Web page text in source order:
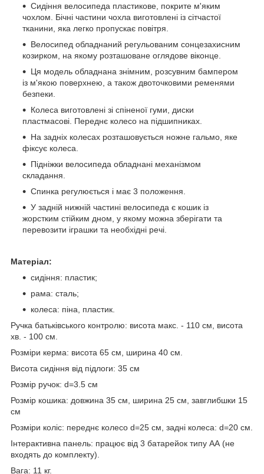
Сидіння велосипеда пластикове, покрите м'яким
чохлом. Бічні частини чохла виготовлені із сітчастої
тканини, яка легко пропускає повітря.
Велосипед обладнаний регульованим сонцезахисним
козирком, на якому розташоване оглядове віконце.
Ця модель обладнана знімним, розсувним бампером
із м'якою поверхнею, а також двоточковими ременями
безпеки.
Колеса виготовлені зі спіненої гуми, диски
пластмасові. Переднє колесо на підшипниках.
На задніх колесах розташовується ножне гальмо, яке
фіксує колеса.
Підніжки велосипеда обладнані механізмом
складання.
Спинка регулюється і має 3 положення.
У задній нижній частині велосипеда є кошик із
жорстким стійким дном, у якому можна зберігати та
перевозити іграшки та необхідні речі.
Матеріал:
сидіння: пластик;
рама: сталь;
колеса: піна, пластик.
Ручка батьківського контролю: висота макс. - 110 см, висота
хв. - 100 см.
Розміри керма: висота 65 см, ширина 40 см.
Висота сидіння від підлоги: 35 см
Розмір ручок: d=3.5 см
Розмір кошика: довжина 35 см, ширина 25 см, завглибшки 15
см
Розміри коліс: переднє колесо d=25 см, задні колеса: d=20 см.
Інтерактивна панель: працює від 3 батарейок типу АА (не
входять до комплекту).
Вага: 11 кг.